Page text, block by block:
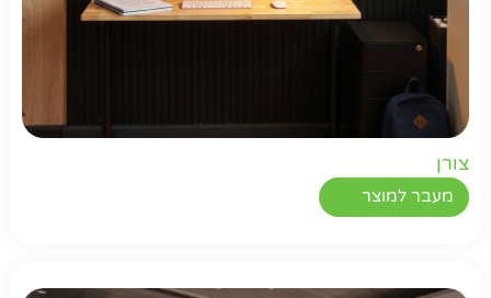
צורן
מעבר למוצר